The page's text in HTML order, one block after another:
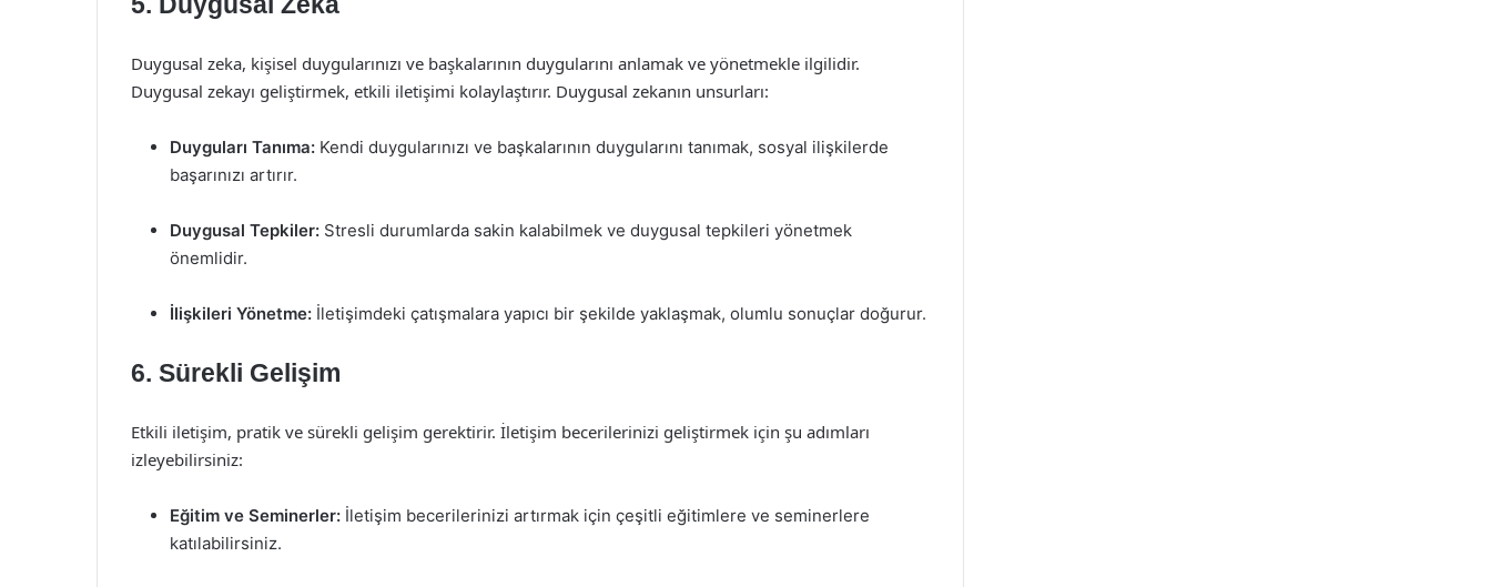
Duygusal zeka, kişisel duygularınızı ve başkalarının duygularını anlamak ve yönetmekle ilgilidir.
Duygusal zekayı geliştirmek, etkili iletişimi kolaylaştırır. Duygusal zekanın unsurları:
Duyguları Tanıma: Kendi duygularınızı ve başkalarının duygularını tanımak, sosyal ilişkilerde
başarınızı artırır.
Duygusal Tepkiler: Stresli durumlarda sakin kalabilmek ve duygusal tepkileri yönetmek
önemlidir.
İlişkileri Yönetme: İletişimdeki çatışmalara yapıcı bir şekilde yaklaşmak, olumlu sonuçlar doğurur.
6. Sürekli Gelişim
Etkili iletişim, pratik ve sürekli gelişim gerektirir. İletişim becerilerinizi geliştirmek için şu adımları
izleyebilirsiniz:
Eğitim ve Seminerler: İletişim becerilerinizi artırmak için çeşitli eğitimlere ve seminerlere
katılabilirsiniz.